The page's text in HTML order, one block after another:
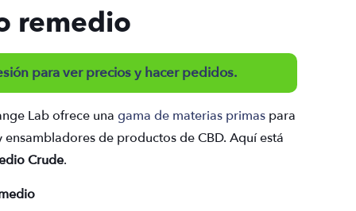
remedio
para ver precios y hacer pedidos.
Lab ofrece una gama de materias primas para
ensambladores de productos de CBD. Aquí está
Crude.